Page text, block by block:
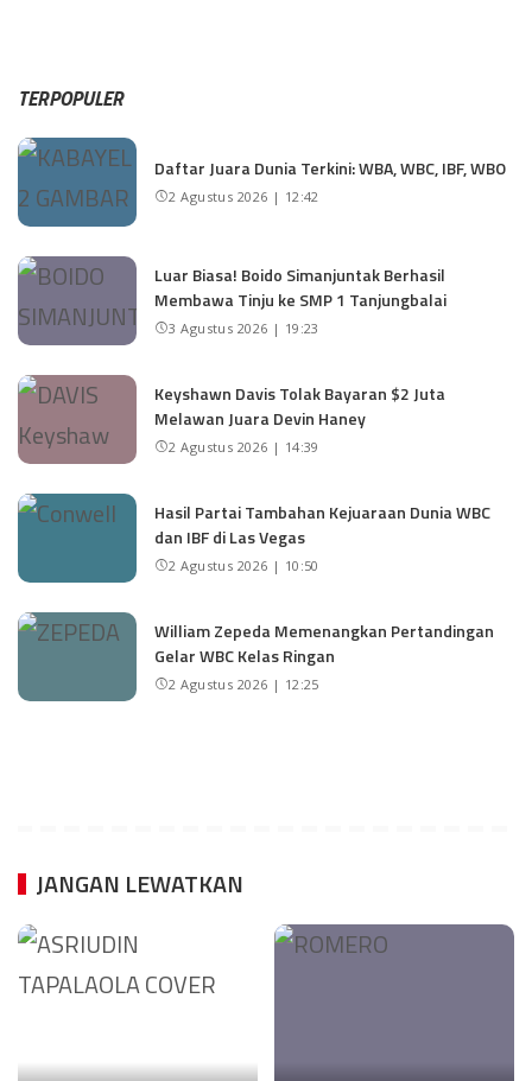
TERPOPULER
Daftar Juara Dunia Terkini: WBA, WBC, IBF, WBO
2 Agustus 2026 | 12:42
Luar Biasa! Boido Simanjuntak Berhasil
Membawa Tinju ke SMP 1 Tanjungbalai
3 Agustus 2026 | 19:23
Keyshawn Davis Tolak Bayaran $2 Juta
Melawan Juara Devin Haney
2 Agustus 2026 | 14:39
Hasil Partai Tambahan Kejuaraan Dunia WBC
dan IBF di Las Vegas
2 Agustus 2026 | 10:50
William Zepeda Memenangkan Pertandingan
Gelar WBC Kelas Ringan
2 Agustus 2026 | 12:25
JANGAN LEWATKAN